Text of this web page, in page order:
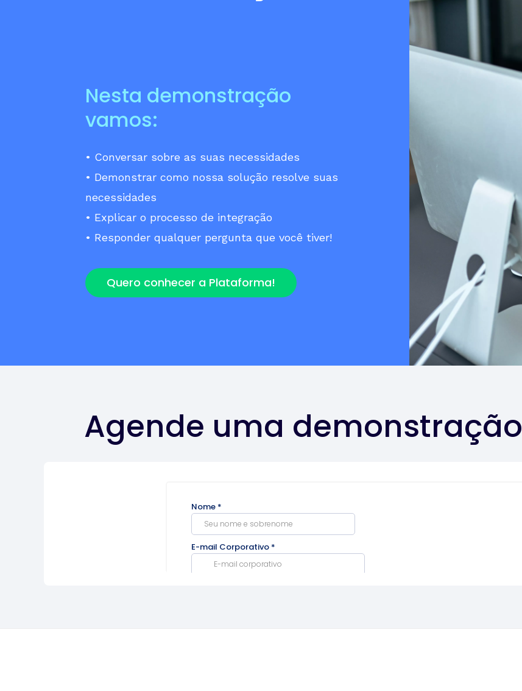
Nesta demonstração
vamos:
• Conversar sobre as suas necessidades
• Demonstrar como nossa solução resolve suas
necessidades
• Explicar o processo de integração
• Responder qualquer pergunta que você tiver!
Quero conhecer a Plataforma!
Agende uma demonstração